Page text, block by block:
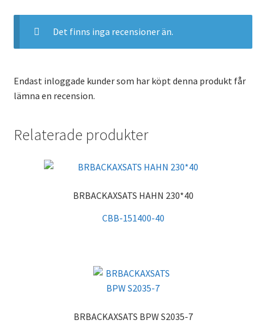
Det finns inga recensioner än.
Endast inloggade kunder som har köpt denna produkt får
lämna en recension.
Relaterade produkter
BRBACKAXSATS HAHN 230*40
CBB-151400-40
BRBACKAXSATS BPW S2035-7